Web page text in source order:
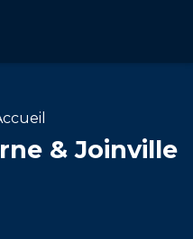
& Joinville